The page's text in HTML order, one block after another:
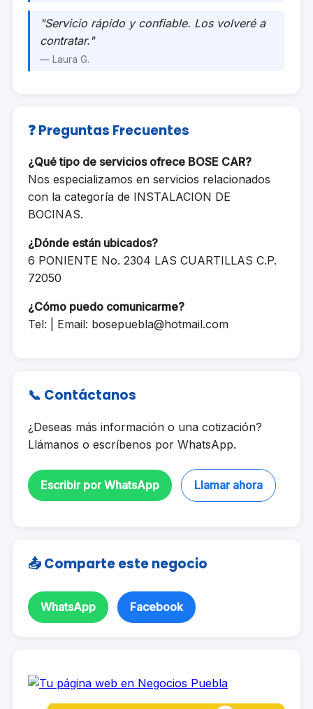
"Servicio rápido y confiable. Los volveré a
contratar."
— Laura G.
❓ Preguntas Frecuentes
¿Qué tipo de servicios ofrece BOSE CAR?
Nos especializamos en servicios relacionados
con la categoría de INSTALACION DE
BOCINAS.
¿Dónde están ubicados?
6 PONIENTE No. 2304 LAS CUARTILLAS C.P.
72050
¿Cómo puedo comunicarme?
Tel: | Email: bosepuebla@hotmail.com
📞 Contáctanos
¿Deseas más información o una cotización?
Llámanos o escríbenos por WhatsApp.
Escribir por WhatsApp Llamar ahora
📤 Comparte este negocio
WhatsApp Facebook